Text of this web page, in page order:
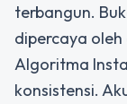
terbangun.
dipercaya oleh
Algoritma
konsistensi.